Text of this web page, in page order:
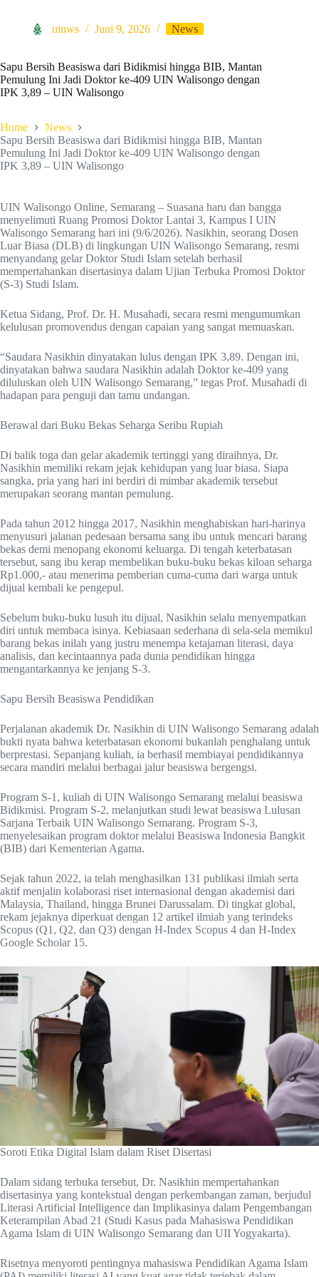
uinws Juni 9, 2026 News
Sapu Bersih Beasiswa dari Bidikmisi hingga BIB, Mantan
Pemulung Ini Jadi Doktor ke-409 UIN Walisongo dengan
IPK 3,89 – UIN Walisongo
Home
News
Sapu Bersih Beasiswa dari Bidikmisi hingga BIB, Mantan
Pemulung Ini Jadi Doktor ke-409 UIN Walisongo dengan
IPK 3,89 – UIN Walisongo
UIN Walisongo Online, Semarang – Suasana haru dan bangga
menyelimuti Ruang Promosi Doktor Lantai 3, Kampus I UIN
Walisongo Semarang hari ini (9/6/2026). Nasikhin, seorang Dosen
Luar Biasa (DLB) di lingkungan UIN Walisongo Semarang, resmi
menyandang gelar Doktor Studi Islam setelah berhasil
mempertahankan disertasinya dalam Ujian Terbuka Promosi Doktor
(S-3) Studi Islam.
Ketua Sidang, Prof. Dr. H. Musahadi, secara resmi mengumumkan
kelulusan promovendus dengan capaian yang sangat memuaskan.
“Saudara Nasikhin dinyatakan lulus dengan IPK 3,89. Dengan ini,
dinyatakan bahwa saudara Nasikhin adalah Doktor ke-409 yang
diluluskan oleh UIN Walisongo Semarang,” tegas Prof. Musahadi di
hadapan para penguji dan tamu undangan.
Berawal dari Buku Bekas Seharga Seribu Rupiah
Di balik toga dan gelar akademik tertinggi yang diraihnya, Dr.
Nasikhin memiliki rekam jejak kehidupan yang luar biasa. Siapa
sangka, pria yang hari ini berdiri di mimbar akademik tersebut
merupakan seorang mantan pemulung.
Pada tahun 2012 hingga 2017, Nasikhin menghabiskan hari-harinya
menyusuri jalanan pedesaan bersama sang ibu untuk mencari barang
bekas demi menopang ekonomi keluarga. Di tengah keterbatasan
tersebut, sang ibu kerap membelikan buku-buku bekas kiloan seharga
Rp1.000,- atau menerima pemberian cuma-cuma dari warga untuk
dijual kembali ke pengepul.
Sebelum buku-buku lusuh itu dijual, Nasikhin selalu menyempatkan
diri untuk membaca isinya. Kebiasaan sederhana di sela-sela memikul
barang bekas inilah yang justru menempa ketajaman literasi, daya
analisis, dan kecintaannya pada dunia pendidikan hingga
mengantarkannya ke jenjang S-3.
Sapu Bersih Beasiswa Pendidikan
Perjalanan akademik Dr. Nasikhin di UIN Walisongo Semarang adalah
bukti nyata bahwa keterbatasan ekonomi bukanlah penghalang untuk
berprestasi. Sepanjang kuliah, ia berhasil membiayai pendidikannya
secara mandiri melalui berbagai jalur beasiswa bergengsi.
Program S-1, kuliah di UIN Walisongo Semarang melalui beasiswa
Bidikmisi. Program S-2, melanjutkan studi lewat beasiswa Lulusan
Sarjana Terbaik UIN Walisongo Semarang. Program S-3,
menyelesaikan program doktor melalui Beasiswa Indonesia Bangkit
(BIB) dari Kementerian Agama.
Sejak tahun 2022, ia telah menghasilkan 131 publikasi ilmiah serta
aktif menjalin kolaborasi riset internasional dengan akademisi dari
Malaysia, Thailand, hingga Brunei Darussalam. Di tingkat global,
rekam jejaknya diperkuat dengan 12 artikel ilmiah yang terindeks
Scopus (Q1, Q2, dan Q3) dengan H-Index Scopus 4 dan H-Index
Google Scholar 15.
Soroti Etika Digital Islam dalam Riset Disertasi
Dalam sidang terbuka tersebut, Dr. Nasikhin mempertahankan
disertasinya yang kontekstual dengan perkembangan zaman, berjudul
Literasi Artificial Intelligence dan Implikasinya dalam Pengembangan
Keterampilan Abad 21 (Studi Kasus pada Mahasiswa Pendidikan
Agama Islam di UIN Walisongo Semarang dan UII Yogyakarta).
Risetnya menyoroti pentingnya mahasiswa Pendidikan Agama Islam